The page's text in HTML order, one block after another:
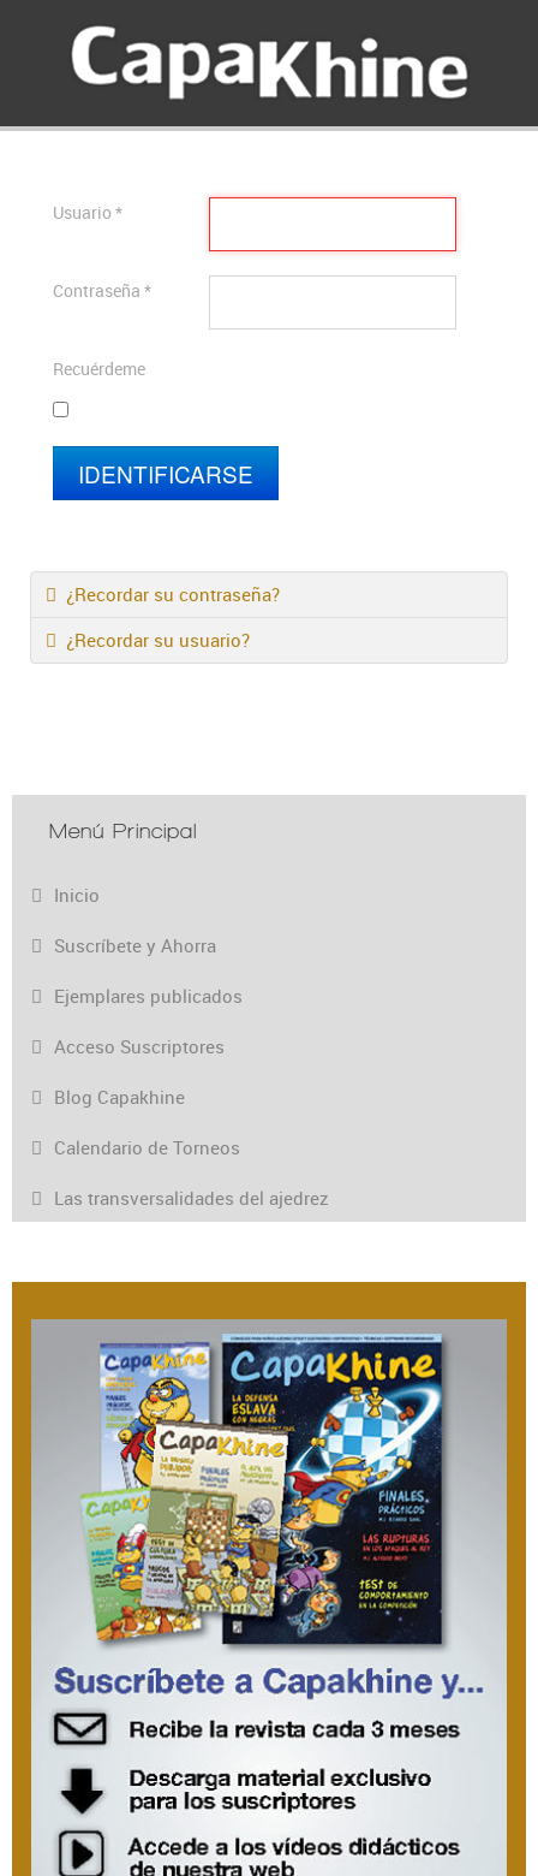
Usuario *
Contraseña *
Recuérdeme
IDENTIFICARSE
¿Recordar su contraseña?
¿Recordar su usuario?
Menú Principal
Inicio
Suscríbete y Ahorra
Ejemplares publicados
Acceso Suscriptores
Blog Capakhine
Calendario de Torneos
Las transversalidades del ajedrez